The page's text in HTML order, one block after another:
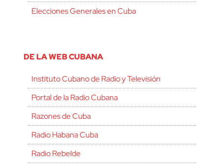
Elecciones Generales en Cuba
DE LA WEB CUBANA
Instituto Cubano de Radio y Televisión
Portal de la Radio Cubana
Razones de Cuba
Radio Habana Cuba
Radio Rebelde